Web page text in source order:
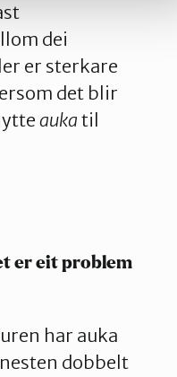
dei
er sterkare
det blir
auka til
er eit problem
har auka
dobbelt